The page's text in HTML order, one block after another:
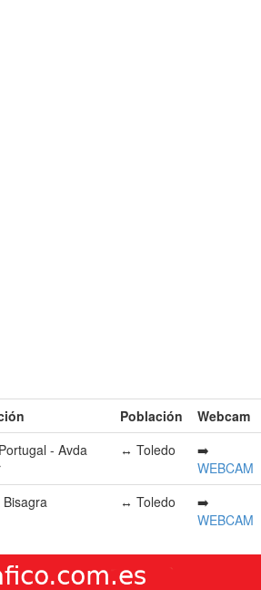
Población
Webcam
- Avda
↔️ Toledo
➡️
WEBCAM
Bisagra ↔️ Toledo
➡️
WEBCAM